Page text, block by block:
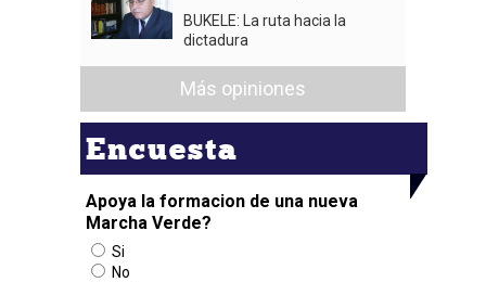
BUKELE: La ruta hacia la
dictadura
Más opiniones
Encuesta
Apoya la formacion de una nueva
Marcha Verde?
Si
No